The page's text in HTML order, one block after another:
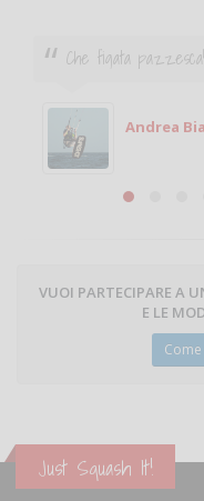
Ciao. Sono a
giocare. Se sei in
Michele
Michele
VUOI PARTECIPARE A
E LE
Just Squash It!